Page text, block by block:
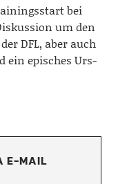
bei
um den
DFL, aber auch
ein episches Urs-
E-MAIL